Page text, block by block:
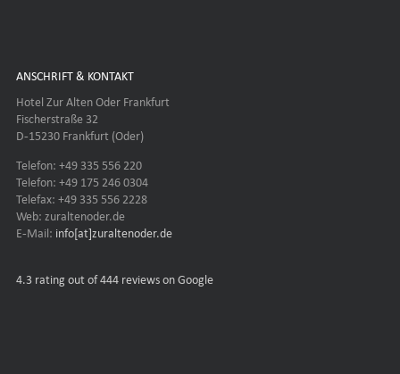
ANSCHRIFT & KONTAKT
Hotel Zur Alten Oder Frankfurt
Fischerstraße 32
D-15230 Frankfurt (Oder)
Telefon: +49 335 556 220
Telefon: +49 175 246 0304
Telefax: +49 335 556 2228
Web: zuraltenoder.de
E-Mail: info[at]zuraltenoder.de
4.3 rating out of 444 reviews on Google